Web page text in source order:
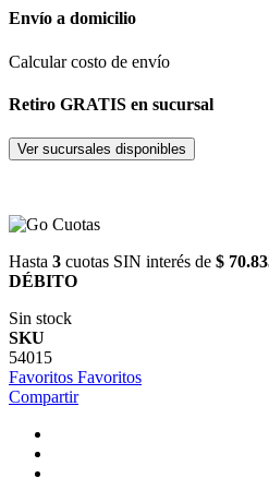
Envío a domicilio
Calcular costo de envío
Retiro GRATIS en sucursal
Ver sucursales disponibles
Hasta 3 cuotas SIN interés de $
DÉBITO
Sin stock
SKU
54015
Favoritos Favoritos
Compartir